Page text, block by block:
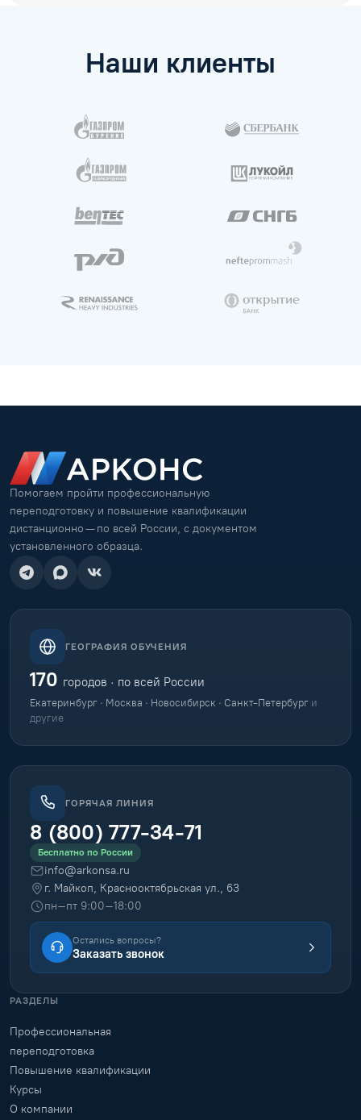
Наши клиенты
Помогаем пройти профессиональную
переподготовку и повышение квалификации
дистанционно — по всей России, с документом
установленного образца.
ГЕОГРАФИЯ ОБУЧЕНИЯ
170 городов · по всей России
Екатеринбург · Москва · Новосибирск · Санкт-Петербург и
другие
ГОРЯЧАЯ ЛИНИЯ
8 (800) 777-34-71
Бесплатно по России
info@arkonsa.ru
г. Майкоп, Краснооктябрьская ул., 63
пн–пт 9:00–18:00
Остались вопросы?
Заказать звонок
РАЗДЕЛЫ
Профессиональная
переподготовка
Повышение квалификации
Курсы
О компании